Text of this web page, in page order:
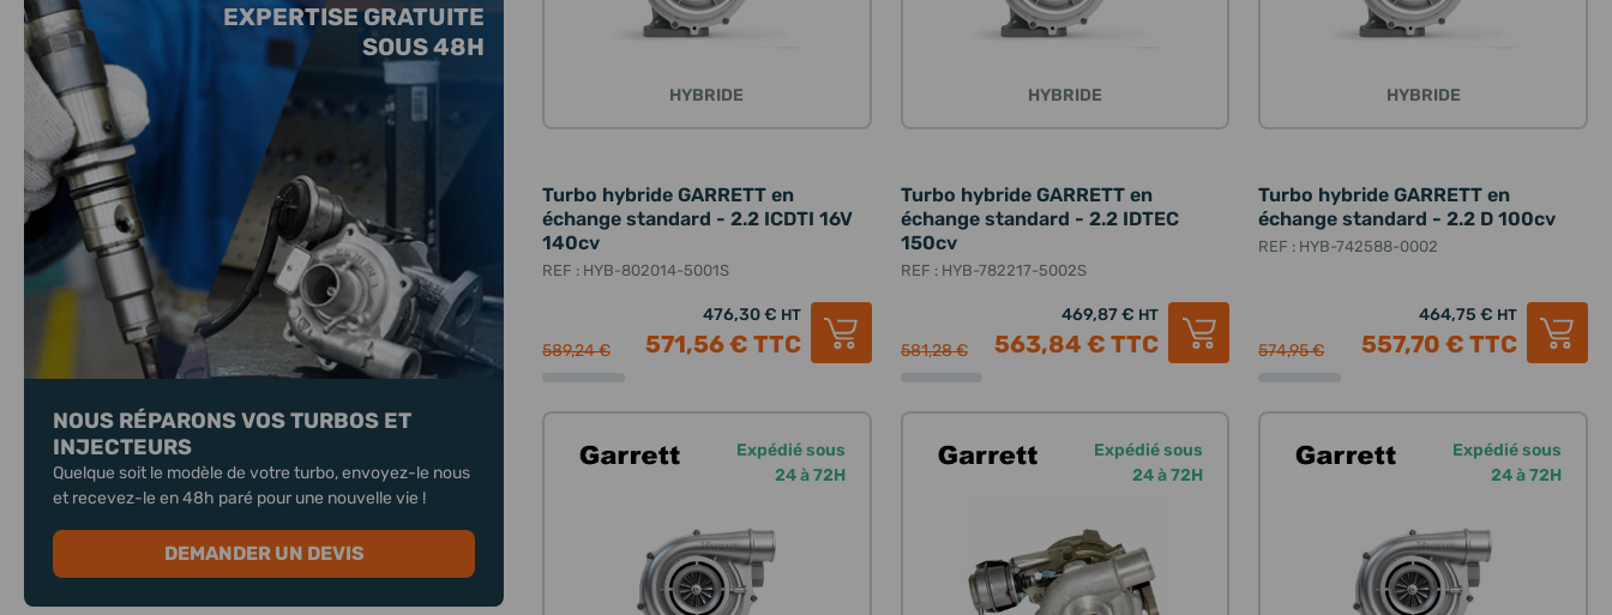
EXPERTISE GRATUITE
SOUS 48H
NOUS RÉPARONS VOS TURBOS ET
INJECTEURS
Quelque soit le modèle de votre turbo, envoyez-le nous
et recevez-le en 48h paré pour une nouvelle vie !
DEMANDER UN DEVIS
HYBRIDE
Turbo hybride GARRETT en
échange standard - 2.2 ICDTI 16V
140cv
REF : HYB-802014-5001S
589,24 €
476,30 € HT
571,56 € TTC
HYBRIDE
Turbo hybride GARRETT en
échange standard - 2.2 IDTEC
150cv
REF : HYB-782217-5002S
581,28 €
469,87 € HT
563,84 € TTC
HYBRIDE
Turbo hybride GARRETT en
échange standard - 2.2 D 100cv
REF : HYB-742588-0002
574,95 €
464,75 € HT
557,70 € TTC
Expédié sous
24 à 72H
Expédié sous
24 à 72H
Expédié sous
24 à 72H